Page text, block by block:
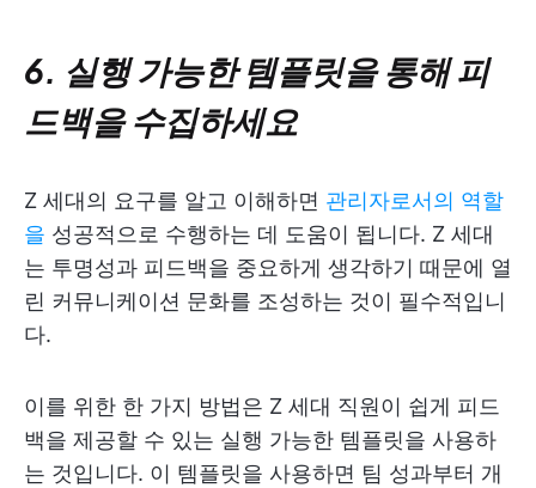
6. 실행 가능한 템플릿을 통해 피
드백을 수집하세요
Z 세대의 요구를 알고 이해하면 관리자로서의 역할
을 성공적으로 수행하는 데 도움이 됩니다. Z 세대
는 투명성과 피드백을 중요하게 생각하기 때문에 열
린 커뮤니케이션 문화를 조성하는 것이 필수적입니
다.
이를 위한 한 가지 방법은 Z 세대 직원이 쉽게 피드
백을 제공할 수 있는 실행 가능한 템플릿을 사용하
는 것입니다. 이 템플릿을 사용하면 팀 성과부터 개